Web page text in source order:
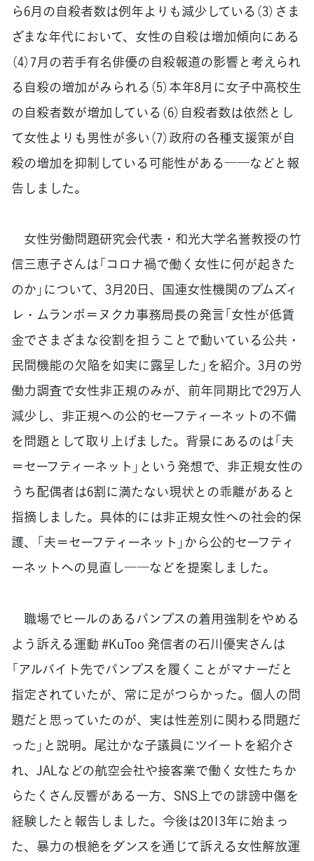
ら6月の自殺者数は例年よりも減少している（3）さま
ざまな年代において、女性の自殺は増加傾向にある
（4）7月の若手有名俳優の自殺報道の影響と考えられ
る自殺の増加がみられる（5）本年8月に女子中高校生
の自殺者数が増加している（6）自殺者数は依然とし
て女性よりも男性が多い（7）政府の各種支援策が自
殺の増加を抑制している可能性がある――などと報
告しました。
女性労働問題研究会代表・和光大学名誉教授の竹
信三恵子さんは「コロナ禍で働く女性に何が起きた
のか」について、3月20日、国連女性機関のプムズィ
レ・ムランボ＝ヌクカ事務局長の発言「女性が低賃
金でさまざまな役割を担うことで動いている公共・
民間機能の欠陥を如実に露呈した」を紹介。3月の労
働力調査で女性非正規のみが、前年同期比で29万人
減少し、非正規への公的セーフティーネットの不備
を問題として取り上げました。背景にあるのは「夫
＝セーフティーネット」という発想で、非正規女性の
うち配偶者は6割に満たない現状との乖離があると
指摘しました。具体的には非正規女性への社会的保
護、「夫＝セーフティーネット」から公的セーフティ
ーネットへの見直し――などを提案しました。
職場でヒールのあるパンプスの着用強制をやめる
よう訴える運動 #KuToo 発信者の石川優実さんは
「アルバイト先でパンプスを履くことがマナーだと
指定されていたが、常に足がつらかった。個人の問
題だと思っていたのが、実は性差別に関わる問題だ
った」と説明。尾辻かな子議員にツイートを紹介さ
れ、JALなどの航空会社や接客業で働く女性たちか
らたくさん反響がある一方、SNS上での誹謗中傷を
経験したと報告しました。今後は2013年に始まっ
た、暴力の根絶をダンスを通じて訴える女性解放運